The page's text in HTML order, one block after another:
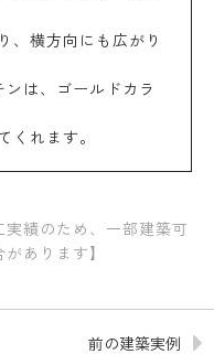
、横方向にも広がり
は、ゴールドカラ
れます。
実績のため、一部建築可
あります】
前の建築実例